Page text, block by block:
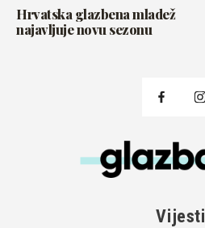
Hrvatska glazbena mladež
najavljuje novu sezonu
Vijesti